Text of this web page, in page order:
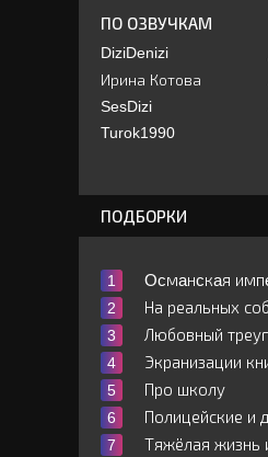
ПО ОЗВУЧКАМ
DiziDenizi
Ирина Котова
SesDizi
Turok1990
ПОДБОРКИ
Ocмaнcкaя
На реальных
Любовный
Экранизации
Про школу
Полицейские и
Тяжёлая жизнь